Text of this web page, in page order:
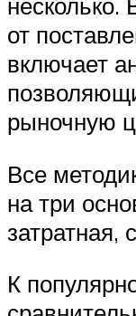
от
включает
рыночную
Все
на три
затратная,
К